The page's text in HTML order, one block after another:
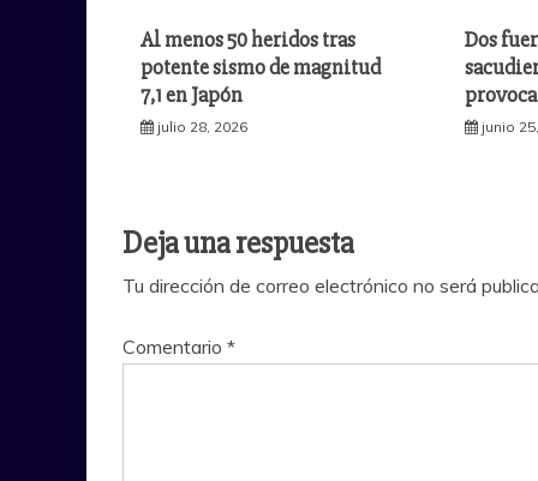
Al menos 50 heridos tras
potente sismo de magnitud
7,1 en Japón
julio 28, 2026
Dos
junio
Deja una respuesta
Tu dirección de correo electrónico no será
Comentario *